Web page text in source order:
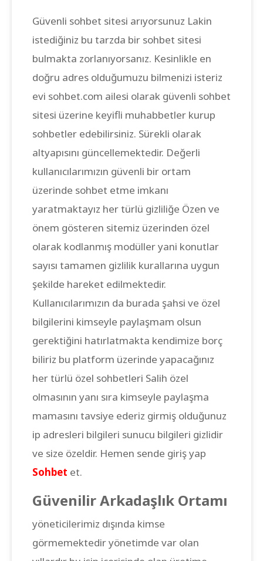
Güvenli sohbet sitesi arıyorsunuz Lakin
istediğiniz bu tarzda bir sohbet sitesi
bulmakta zorlanıyorsanız. Kesinlikle en
doğru adres olduğumuzu bilmenizi isteriz
evi sohbet.com ailesi olarak güvenli sohbet
sitesi üzerine keyifli muhabbetler kurup
sohbetler edebilirsiniz. Sürekli olarak
altyapısını güncellemektedir. Değerli
kullanıcılarımızın güvenli bir ortam
üzerinde sohbet etme imkanı
yaratmaktayız her türlü gizliliğe Özen ve
önem gösteren sitemiz üzerinden özel
olarak kodlanmış modüller yani konutlar
sayısı tamamen gizlilik kurallarına uygun
şekilde hareket edilmektedir.
Kullanıcılarımızın da burada şahsi ve özel
bilgilerini kimseyle paylaşmam olsun
gerektiğini hatırlatmakta kendimize borç
biliriz bu platform üzerinde yapacağınız
her türlü özel sohbetleri Salih özel
olmasının yanı sıra kimseyle paylaşma
mamasını tavsiye ederiz girmiş olduğunuz
ip adresleri bilgileri sunucu bilgileri gizlidir
ve size özeldir. Hemen sende giriş yap
Sohbet et.
Güvenilir Arkadaşlık Ortamı
yöneticilerimiz dışında kimse
görmemektedir yönetimde var olan